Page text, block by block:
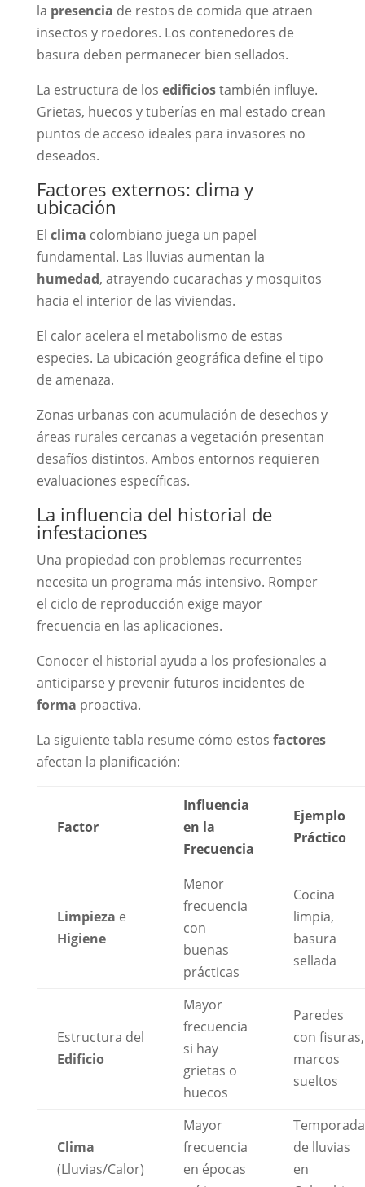
la presencia de restos de comida que atraen
insectos y roedores. Los contenedores de
basura deben permanecer bien sellados.
La estructura de los edificiostambién influye.
Grietas, huecos y tuberías en mal estado crean
puntos de acceso ideales para invasores no
deseados.
Factores externos: clima y
ubicación
El clima colombiano juega un papel
fundamental. Las lluvias aumentan la
humedad, atrayendo cucarachas y mosquitos
hacia el interior de las viviendas.
El calor acelera el metabolismo de estas
especies. La ubicación geográfica define el tipo
de amenaza.
Zonas urbanas con acumulación de desechos y
áreas rurales cercanas a vegetación presentan
desafíos distintos. Ambos entornos requieren
evaluaciones específicas.
La influencia del historial de
infestaciones
Una propiedad con problemas recurrentes
necesita un programa más intensivo. Romper
el ciclo de reproducción exige mayor
frecuencia en las aplicaciones.
Conocer el historial ayuda a los profesionales a
anticiparse y prevenir futuros incidentes de
forma proactiva.
La siguiente tabla resume cómo estos factores
afectan la planificación:
Factor
Influencia
en la
Frecuencia
Ejemplo
Práctico
Limpieza e
Higiene
Menor
frecuencia
con
buenas
prácticas
Cocina
limpia,
basura
sellada
Estructura del
Edificio
Mayor
frecuencia
si hay
grietas o
huecos
Paredes
con fisuras,
marcos
sueltos
Clima
(Lluvias/Calor)
Mayor
frecuencia
en épocas
Temporada
de lluvias
en